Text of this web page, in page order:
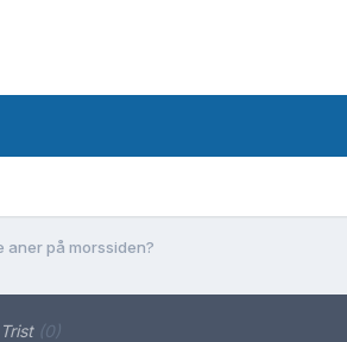
aner på morssiden?
Trist (0)